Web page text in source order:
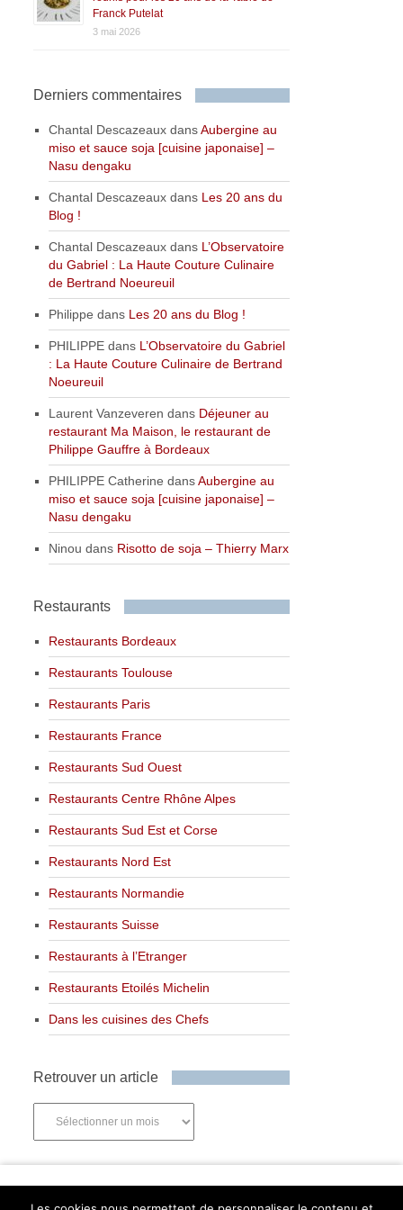
Franck Putelat
3 mai 2026
Derniers commentaires
Chantal Descazeaux dansAubergine au
miso et sauce soja [cuisine japonaise] –
Nasu dengaku
Chantal Descazeaux dans Les 20 ans du
Blog !
Chantal Descazeaux dans L’Observatoire
du Gabriel : La Haute Couture Culinaire
de Bertrand Noeureuil
Philippe dans Les 20 ans du Blog !
PHILIPPE dans L’Observatoire du Gabriel
: La Haute Couture Culinaire de Bertrand
Noeureuil
Laurent Vanzeveren dans Déjeuner au
restaurant Ma Maison, le restaurant de
Philippe Gauffre à Bordeaux
PHILIPPE Catherine dansAubergine au
miso et sauce soja [cuisine japonaise] –
Nasu dengaku
Ninou dans Risotto de soja – Thierry Marx
Restaurants
Restaurants Bordeaux
Restaurants Toulouse
Restaurants Paris
Restaurants France
Restaurants Sud Ouest
Restaurants Centre Rhône Alpes
Restaurants Sud Est et Corse
Restaurants Nord Est
Restaurants Normandie
Restaurants Suisse
Restaurants à l’Etranger
Restaurants Etoilés Michelin
Dans les cuisines des Chefs
Retrouver un article